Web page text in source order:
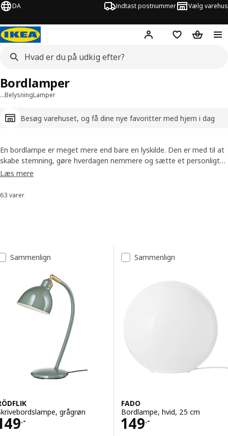
DA Indtast postnummer Vælg varehus
Hej! Log ind her
Huskeliste
Kurv
…BelysningLamper
Besøg varehuset, og få dine nye favoritter med hjem i dag
Bordlamper
En bordlampe er meget mere end bare en lyskilde. Den er med til at
skabe stemning, gøre hverdagen nemmere og sætte et personligt
præg på dit hjem. I IKEA finder du bordlamper til alle rum og behov,
belysning på kontoret eller en dekorativ lampe til stuen. Her får du
Læs mere
Sorter og filtrer
63 varer
Resultatliste
Sammenlign
grågrøn
.-
149.-
Sammenlign
FADO
Bordlampe, hvid, 25 cm
149.-
Pris 149.-